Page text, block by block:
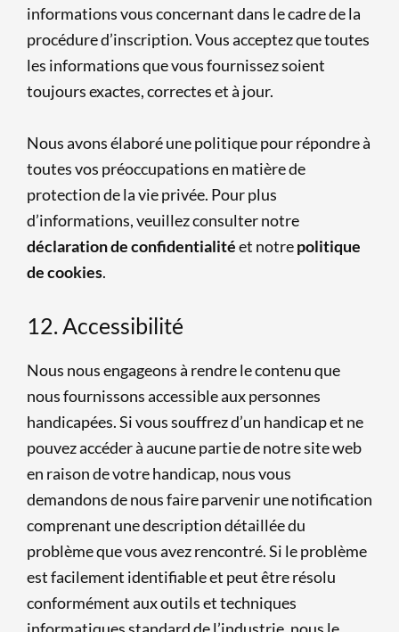
informations vous concernant dans le cadre de la
procédure d’inscription. Vous acceptez que toutes
les informations que vous fournissez soient
toujours exactes, correctes et à jour.
Nous avons élaboré une politique pour répondre à
toutes vos préoccupations en matière de
protection de la vie privée. Pour plus
d’informations, veuillez consulter notre
déclaration de confidentialitéet notrepolitique
de cookies.
12. Accessibilité
Nous nous engageons à rendre le contenu que
nous fournissons accessible aux personnes
handicapées. Si vous souffrez d’un handicap et ne
pouvez accéder à aucune partie de notre site web
en raison de votre handicap, nous vous
demandons de nous faire parvenir une notification
comprenant une description détaillée du
problème que vous avez rencontré. Si le problème
est facilement identifiable et peut être résolu
conformément aux outils et techniques